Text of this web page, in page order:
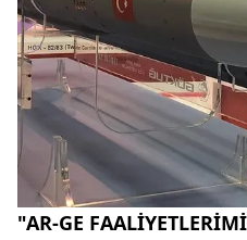
"AR-GE